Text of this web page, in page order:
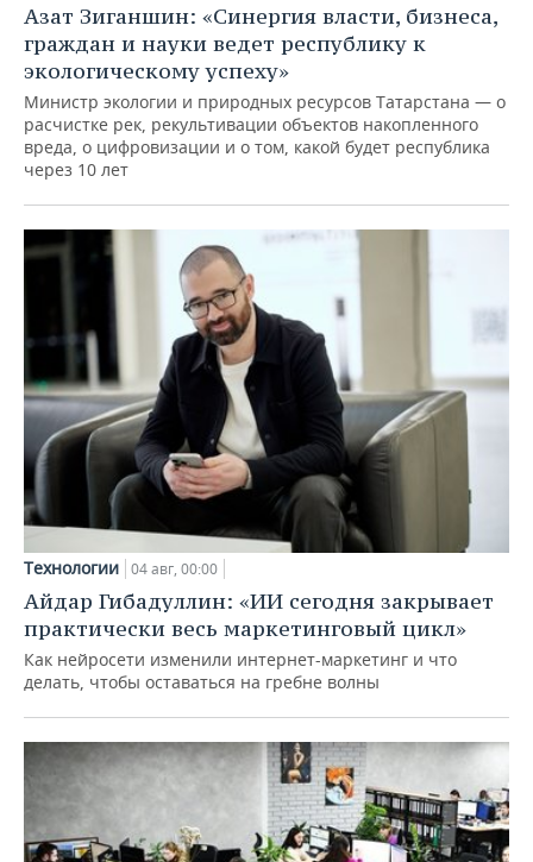
Азат Зиганшин: «Синергия власти, бизнеса,
граждан и науки ведет республику к
экологическому успеху»
Министр экологии и природных ресурсов Татарстана — о
расчистке рек, рекультивации объектов накопленного
вреда, о цифровизации и о том, какой будет республика
через 10 лет
Технологии 04 авг, 00:00
Айдар Гибадуллин: «ИИ сегодня закрывает
практически весь маркетинговый цикл»
Как нейросети изменили интернет-маркетинг и что
делать, чтобы оставаться на гребне волны